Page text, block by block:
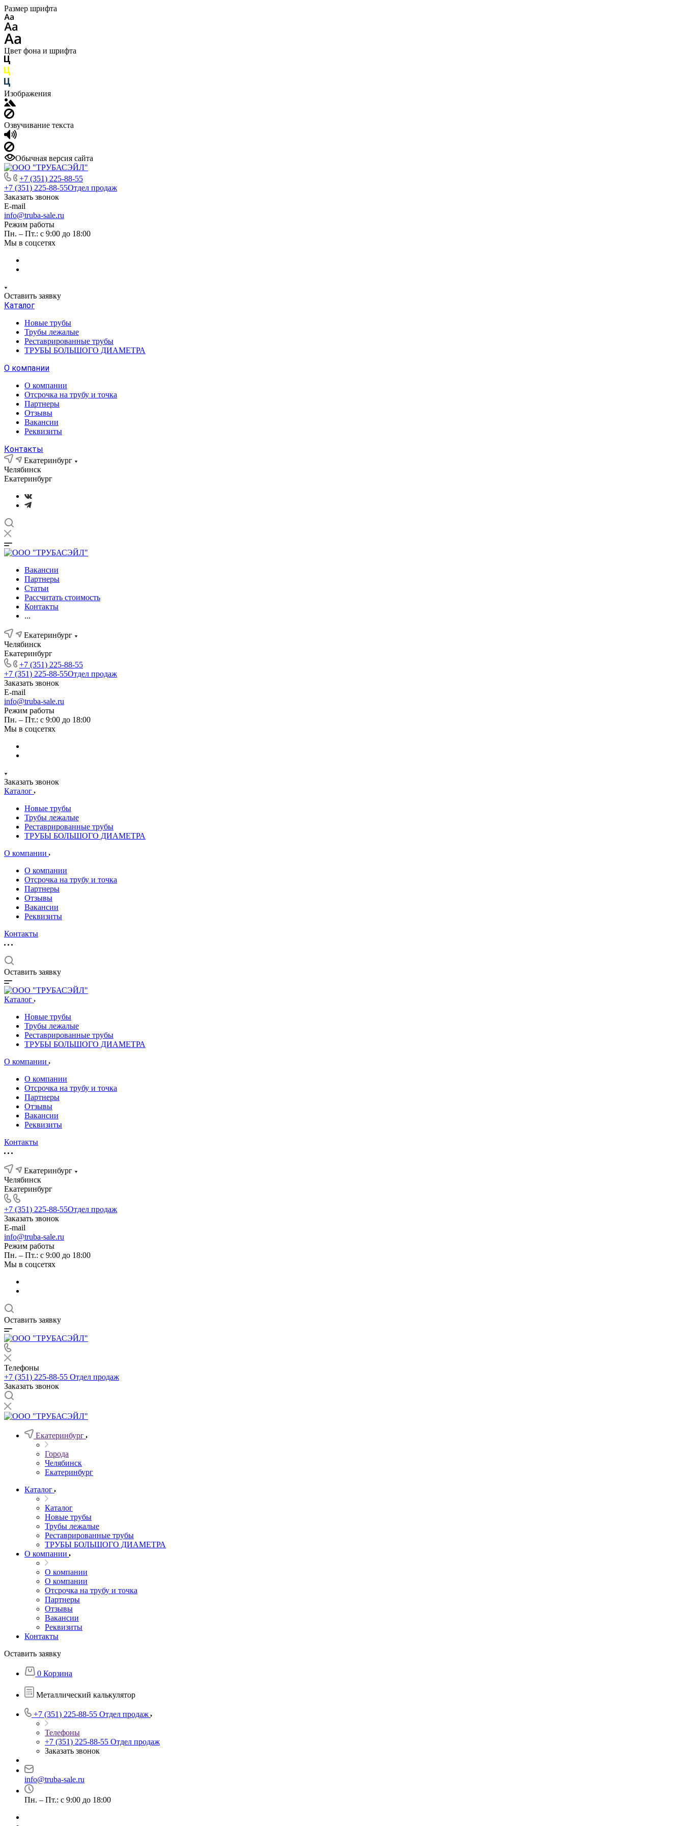
Размер шрифта
Цвет фона и шрифта
Изображения
Озвучивание текста
Обычная версия сайта
+7 (351) 225-88-55
+7 (351) 225-88-55Отдел продаж
Заказать звонок
E-mail
info@truba-sale.ru
Режим работы
Пн. – Пт.: с 9:00 до 18:00
Мы в соцсетях
Оставить заявку
Каталог
Новые трубы
Трубы лежалые
Реставрированные трубы
ТРУБЫ БОЛЬШОГО ДИАМЕТРА
О компании
О компании
Отсрочка на трубу и точка
Партнеры
Отзывы
Вакансии
Реквизиты
Контакты
Екатеринбург
Челябинск
Екатеринбург
Вакансии
Партнеры
Статьи
Рассчитать стоимость
Контакты
...
Екатеринбург
Челябинск
Екатеринбург
+7 (351) 225-88-55
+7 (351) 225-88-55Отдел продаж
Заказать звонок
E-mail
info@truba-sale.ru
Режим работы
Пн. – Пт.: с 9:00 до 18:00
Мы в соцсетях
Заказать звонок
Каталог
Новые трубы
Трубы лежалые
Реставрированные трубы
ТРУБЫ БОЛЬШОГО ДИАМЕТРА
О компании
О компании
Отсрочка на трубу и точка
Партнеры
Отзывы
Вакансии
Реквизиты
Контакты
Оставить заявку
Каталог
Новые трубы
Трубы лежалые
Реставрированные трубы
ТРУБЫ БОЛЬШОГО ДИАМЕТРА
О компании
О компании
Отсрочка на трубу и точка
Партнеры
Отзывы
Вакансии
Реквизиты
Контакты
Екатеринбург
Челябинск
Екатеринбург
+7 (351) 225-88-55Отдел продаж
Заказать звонок
E-mail
info@truba-sale.ru
Режим работы
Пн. – Пт.: с 9:00 до 18:00
Мы в соцсетях
Оставить заявку
Телефоны
+7 (351) 225-88-55 Отдел продаж
Заказать звонок
Екатеринбург
Города
Челябинск
Екатеринбург
Каталог
Каталог
Новые трубы
Трубы лежалые
Реставрированные трубы
ТРУБЫ БОЛЬШОГО ДИАМЕТРА
О компании
О компании
О компании
Отсрочка на трубу и точка
Партнеры
Отзывы
Вакансии
Реквизиты
Контакты
Оставить заявку
0 Корзина
Металлический калькулятор
+7 (351) 225-88-55 Отдел продаж
Телефоны
+7 (351) 225-88-55 Отдел продаж
Заказать звонок
info@truba-sale.ru
Пн. – Пт.: с 9:00 до 18:00